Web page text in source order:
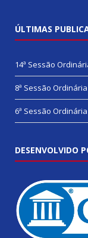
ÚLTIMAS
14ª Sessão
8ª Sessão Ordinária
6ª Sessão Ordinária
DESENVOLVIDO